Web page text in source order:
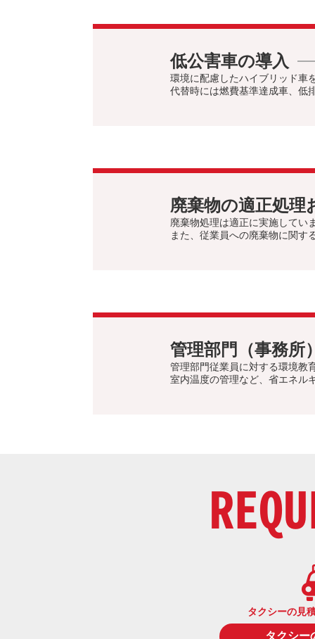
低公害車の導入
環境に配慮したハイブリッド車
代替時には燃費基準達成車、低
廃棄物の適正処
廃棄物処理は適正に実施してい
また、従業員への廃棄物に関す
管理部門（事務所
管理部門従業員に対する環境教
室内温度の管理など、省エネル
タクシーの見
タクシー